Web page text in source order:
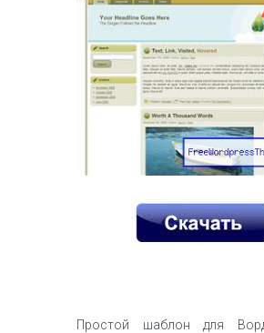
Простой шаблон для